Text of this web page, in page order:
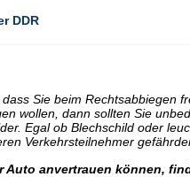
DDR
Sie beim Rechtsabbiegen
wollen, dann sollten Sie
Egal ob Blechschild oder
Verkehrsteilnehmer
anvertrauen können,